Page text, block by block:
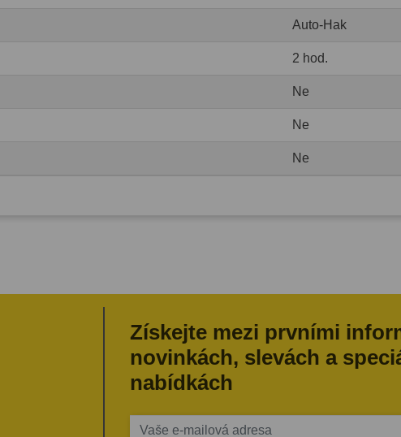
Auto-Hak
2 hod.
Ne
Ne
Ne
Získejte mezi prvními
novinkách, slevách a
nabídkách